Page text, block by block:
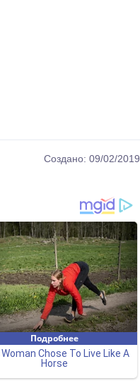
Создано: 09/02/2019